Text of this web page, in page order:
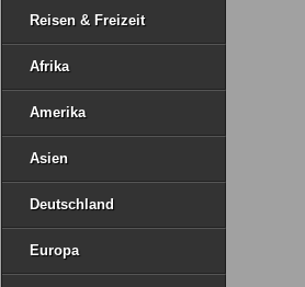
Reisen & Freizeit
Afrika
Amerika
Asien
Deutschland
Europa